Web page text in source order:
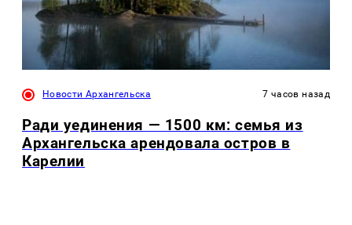
Новости Архангельска 7 часов назад
Ради уединения — 1500 км: семья из
Архангельска арендовала остров в
Карелии